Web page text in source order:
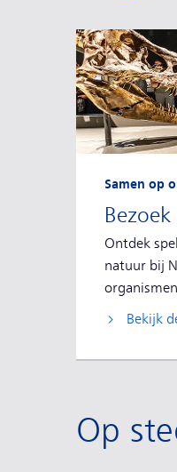
Samen op
Ontdek
natuur bij
Bekijk
Op